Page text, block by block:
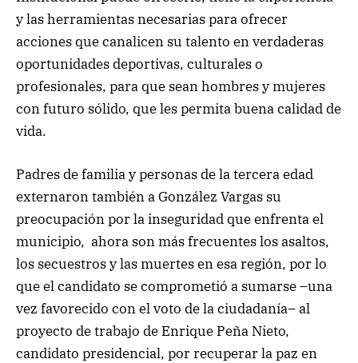
y las herramientas necesarias para ofrecer
acciones que canalicen su talento en verdaderas
oportunidades deportivas, culturales o
profesionales, para que sean hombres y mujeres
con futuro sólido, que les permita buena calidad de
vida.
Padres de familia y personas de la tercera edad
externaron también a González Vargas su
preocupación por la inseguridad que enfrenta el
municipio, ahora son más frecuentes los asaltos,
los secuestros y las muertes en esa región, por lo
que el candidato se comprometió a sumarse –una
vez favorecido con el voto de la ciudadanía– al
proyecto de trabajo de Enrique Peña Nieto,
candidato presidencial, por recuperar la paz en